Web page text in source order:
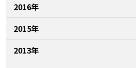
2016年
2015年
2013年